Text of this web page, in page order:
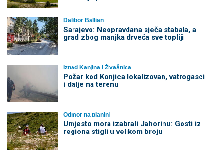
Dalibor Ballian
Sarajevo: Neopravdana sječa stabala, a
grad zbog manjka drveća sve topliji
Iznad Kanjina i Živašnica
Požar kod Konjica lokalizovan, vatrogasci
i dalje na terenu
Odmor na planini
Umjesto mora izabrali Jahorinu: Gosti iz
regiona stigli u velikom broju